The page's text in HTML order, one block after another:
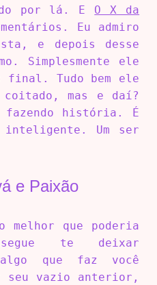
por lá. E O X da
Eu admiro
e depois desse
Simplesmente ele
final. Tudo bem ele
mas e daí?
história. É
Um ser
e Paixão
melhor que poderia
te deixar
algo que faz você
seu vazio anterior,